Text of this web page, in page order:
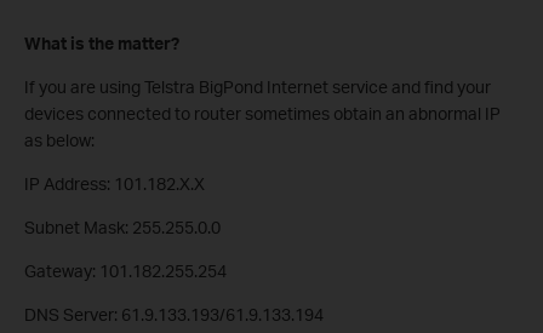
What is the matter?
If you are using Telstra BigPond Internet service and find your
devices connected to router sometimes obtain an abnormal IP
as below:
IP Address: 101.182.X.X
Subnet Mask: 255.255.0.0
Gateway: 101.182.255.254
DNS Server: 61.9.133.193/61.9.133.194